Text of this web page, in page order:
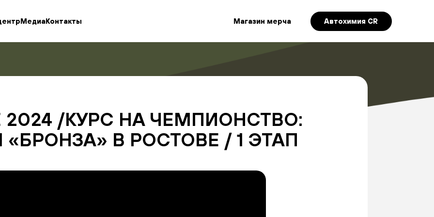
МедиаКонтакты Магазин мерча Автохимия CR
2024 /КУРС НА ЧЕМПИОНСТВО:
В РОСТОВЕ / 1 ЭТАП